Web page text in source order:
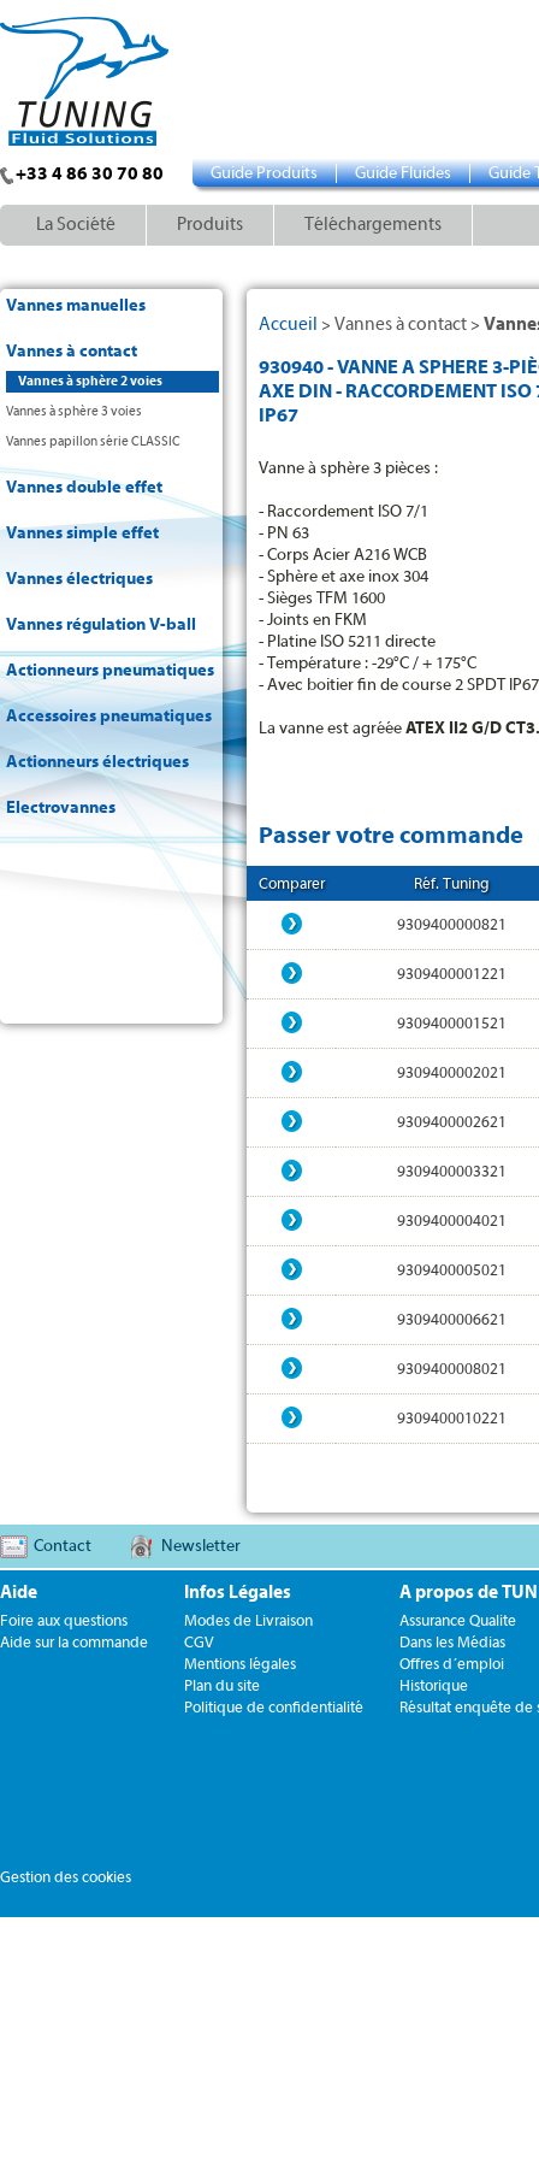
+33 4 86 30 70 80 Guide Produits Guide Fluides Guide
La Société Produits Téléchargements
Vannes manuelles
Vannes à contact
Vannes à sphère 2 voies
Vannes à sphère 3 voies
Vannes papillon série CLASSIC
Vannes double effet
Vannes simple effet
Vannes électriques
Vannes régulation V-ball
Actionneurs pneumatiques
Accessoires pneumatiques
Actionneurs électriques
Electrovannes
Accueil > Vannes à contact >
930940 - VANNE A SPHERE 3-
AXE DIN - RACCORDEMENT
IP67
Vanne à sphère 3 pièces :
- Raccordement ISO 7/1
- PN 63
- Corps Acier A216 WCB
- Sphère et axe inox 304
- Sièges TFM 1600
- Joints en FKM
- Platine ISO 5211 directe
- Température : -29°C / + 175°C
- Avec boitier fin de course 2 SPDT IP67
La vanne est agrééeATEX II2 G/D CT3.
Passer votre commande
Comparer Réf. Tuning
9309400000821
9309400001221
9309400001521
9309400002021
9309400002621
9309400003321
9309400004021
9309400005021
9309400006621
9309400008021
9309400010221
Contact Newsletter
Aide
Foire aux questions
Aide sur la commande
Infos Légales
Modes de Livraison
CGV
Mentions légales
Plan du site
Politique de confidentialité
A propos de
Assurance Qualite
Dans les Médias
Offres d´emploi
Historique
Résultat enquête de
Gestion des cookies